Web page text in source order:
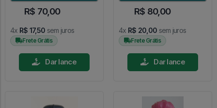
R$ 70,00
4x R$ 17,50 sem juros
Frete Grátis
Dar lance
R$ 80,00
4x R$ 20,00 sem juros
Frete Grátis
Dar lance